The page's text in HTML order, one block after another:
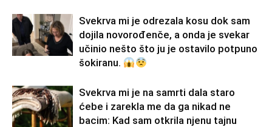
Svekrva mi je odrezala kosu dok sam
dojila novorođenče, a onda je svekar
učinio nešto što ju je ostavilo potpuno
šokiranu.
Svekrva mi je na samrti dala staro
ćebe i zarekla me da ga nikad ne
bacim: Kad sam otkrila njenu tajnu